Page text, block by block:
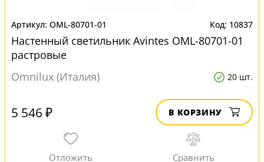
OML-80701-01 10837
Настенный светильник Avintes OML-80701-01
растровые
Omnilux (Италия)
20 шт.
5 546 ₽ В КОРЗИНУ